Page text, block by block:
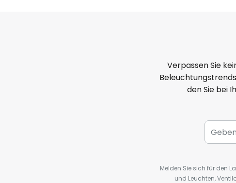
Verpassen Sie
den Sie bei
Melden Sie sich für den
und Leuchten,